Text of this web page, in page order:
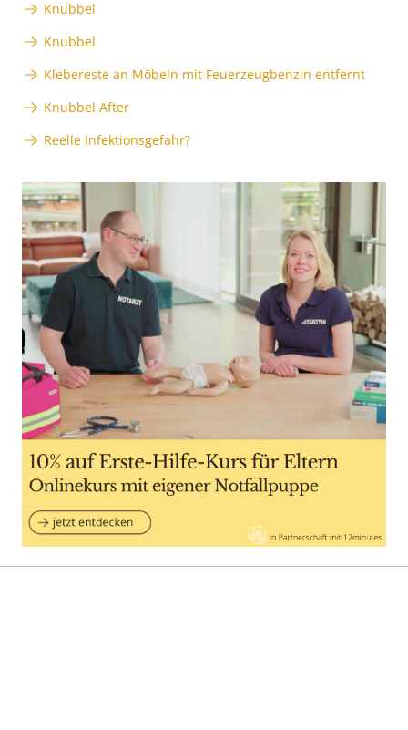
Knubbel
Knubbel
Klebereste an Möbeln mit Feuerzeugbenzin entfernt
Knubbel After
Reelle Infektionsgefahr?